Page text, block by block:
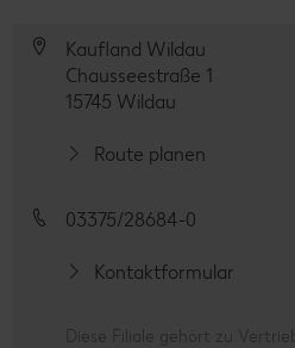
Kaufland Wildau
Chausseestraße 1
15745 Wildau
Route planen
03375/28684-0
Kontaktformular
Diese Filiale gehört zu